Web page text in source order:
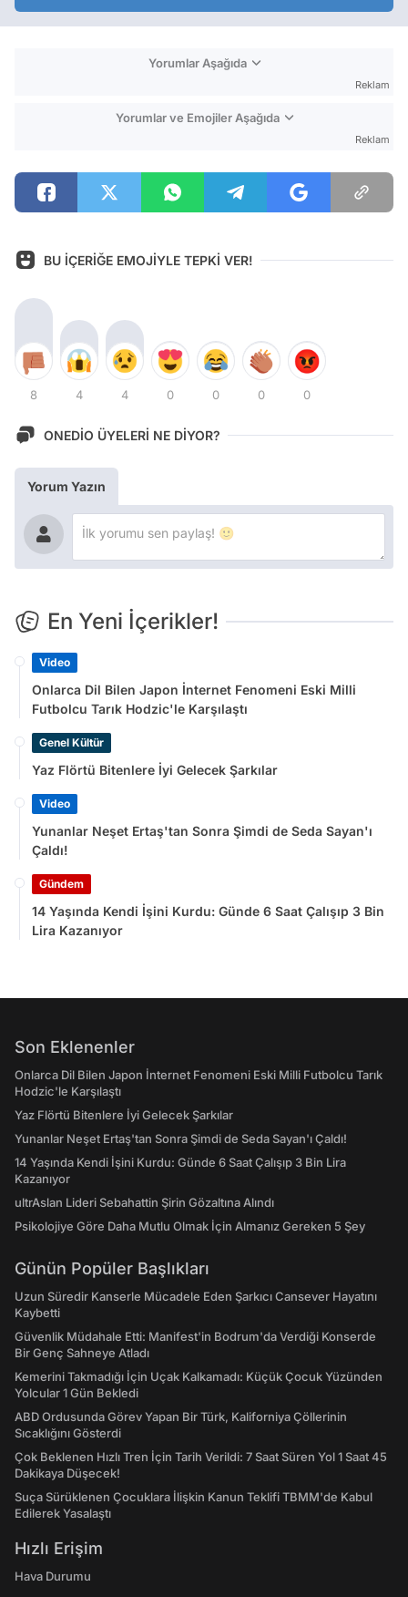
Yorumlar Aşağıda
Reklam
Yorumlar ve Emojiler Aşağıda
Reklam
BU İÇERİĞE EMOJİYLE TEPKİ VER!
8 4 4 0 0 0 0
ONEDİO ÜYELERİ NE DİYOR?
Yorum Yazın
En Yeni İçerikler!
Video
Onlarca Dil Bilen Japon İnternet Fenomeni Eski Milli
Futbolcu Tarık Hodzic'le Karşılaştı
Genel Kültür
Yaz Flörtü Bitenlere İyi Gelecek Şarkılar
Video
Yunanlar Neşet Ertaş'tan Sonra Şimdi de Seda Sayan'ı
Çaldı!
Gündem
14 Yaşında Kendi İşini Kurdu: Günde 6 Saat Çalışıp 3 Bin
Lira Kazanıyor
Son Eklenenler
Onlarca Dil Bilen Japon İnternet Fenomeni Eski Milli Futbolcu Tarık
Hodzic'le Karşılaştı
Yaz Flörtü Bitenlere İyi Gelecek Şarkılar
Yunanlar Neşet Ertaş'tan Sonra Şimdi de Seda Sayan'ı Çaldı!
14 Yaşında Kendi İşini Kurdu: Günde 6 Saat Çalışıp 3 Bin Lira
Kazanıyor
ultrAslan Lideri Sebahattin Şirin Gözaltına Alındı
Psikolojiye Göre Daha Mutlu Olmak İçin Almanız Gereken 5 Şey
Günün Popüler Başlıkları
Uzun Süredir Kanserle Mücadele Eden Şarkıcı Cansever Hayatını
Kaybetti
Güvenlik Müdahale Etti: Manifest'in Bodrum'da Verdiği Konserde
Bir Genç Sahneye Atladı
Kemerini Takmadığı İçin Uçak Kalkamadı: Küçük Çocuk Yüzünden
Yolcular 1 Gün Bekledi
ABD Ordusunda Görev Yapan Bir Türk, Kaliforniya Çöllerinin
Sıcaklığını Gösterdi
Çok Beklenen Hızlı Tren İçin Tarih Verildi: 7 Saat Süren Yol 1 Saat 45
Dakikaya Düşecek!
Suça Sürüklenen Çocuklara İlişkin Kanun Teklifi TBMM'de Kabul
Edilerek Yasalaştı
Hızlı Erişim
Hava Durumu